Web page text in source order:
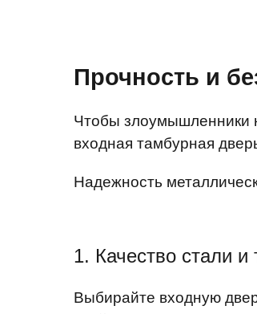
Прочность и
Чтобы злоумышленники
входная тамбурная
Надежность
1. Качество стали
Выбирайте входную